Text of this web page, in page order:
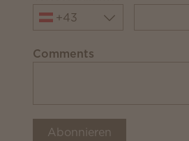
+43
Comments
Abonnieren